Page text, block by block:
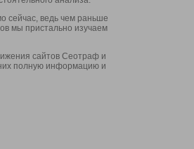
сейчас, ведь чем раньше
мы пристально изучаем
сайтов Сеотраф и
полную информацию и